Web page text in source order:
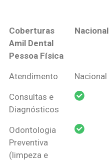
Coberturas
Amil Dental
Pessoa Física
Nacional
Coberturas
Pessoa Física
Nacional
Atendimento Nacional
Consultas e
Diagnósticos
Odontologia
Preventiva
(limpeza e